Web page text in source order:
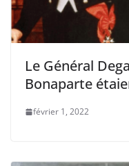
Le Général
Bonaparte
février 1, 2022